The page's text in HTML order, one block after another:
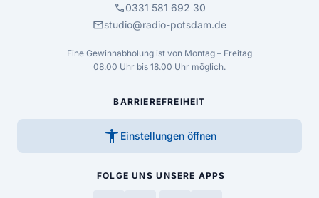
call0331 581 692 30
mailstudio@radio-potsdam.de
Eine Gewinnabholung ist von Montag – Freitag
08.00 Uhr bis 18.00 Uhr möglich.
BARRIEREFREIHEIT
accessibility_new Einstellungen öffnen
FOLGE UNS UNSERE APPS